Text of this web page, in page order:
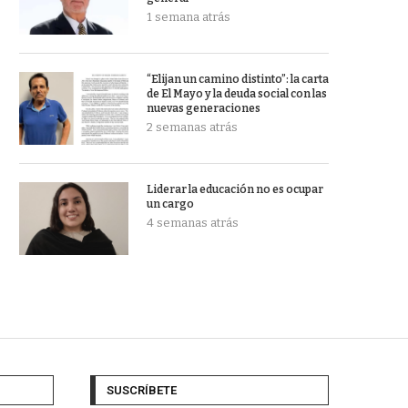
1 semana atrás
“Elijan un camino distinto”: la carta
de El Mayo y la deuda social con las
nuevas generaciones
2 semanas atrás
Liderar la educación no es ocupar
un cargo
4 semanas atrás
SUSCRÍBETE